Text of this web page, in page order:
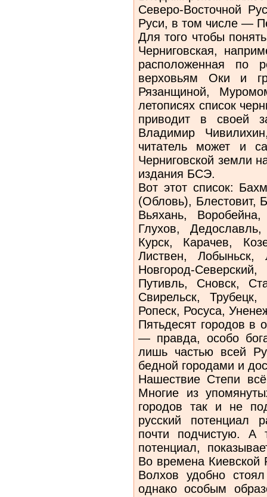
Северо-Восточной
Руси, в том числе —
Для того чтобы
Черниговская,
расположенная по
верховьям Оки и
Рязанщиной,
летописях список
приводит в своей
Владимир
читатель может и
Черниговской земли
издания БСЭ.
Вот этот список:
(Обловь),
Вьяхань,
Глухов,
Курск, Карачев,
Листвен, Лобыньск,
Новгород-
Путивль, Сновск,
Свирельск,
Ропеск, Росуса,
Пятьдесят городов в
— правда, особо
лишь частью всей
бедной городами и
Нашествие Степи
Многие из
городов так и не
русский потенциал
почти подчистую. А
потенциал,
Во времена Киевской
Волхов удобно
однако особым